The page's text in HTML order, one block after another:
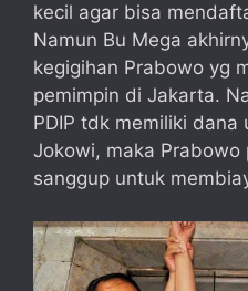
kecil agar bisa
Namun Bu Mega
kegigihan Prabowo yg
pemimpin di Jakarta.
PDIP tdk memiliki dana
Jokowi, maka Prabowo
sanggup untuk